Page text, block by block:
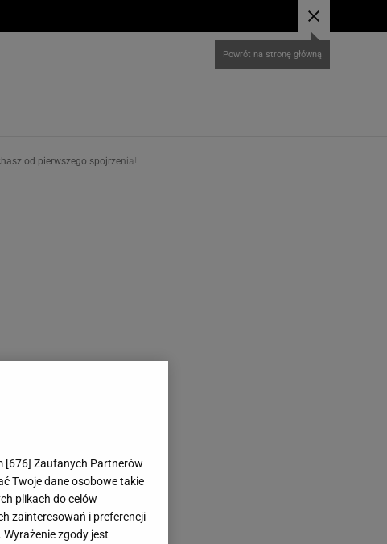
od pierwszego spojrzenia!
Delikatne
[676] Zaufanych Partnerów
Twoje dane osobowe takie
plikach do celów
zainteresowań i preferencji
zgody jest